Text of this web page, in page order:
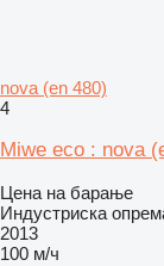
nova (en 480)
4
Miwe eco : nova
Цена на барање
Индустриска
2013
100 м/ч